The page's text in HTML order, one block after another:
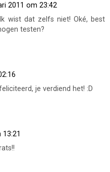
wilden testen. Bij de pré-
je informatie haalt qua
kon ook blogs aanduiden.
waar jij ook bij stond!
2011 om 23:42
wist dat zelfs niet! Oké, best
testen?
je verdiend het! :D